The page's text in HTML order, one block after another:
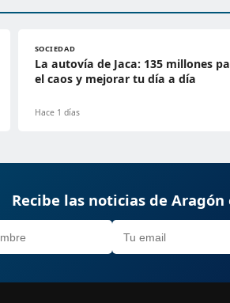
SOCIEDAD
La autovía de Jaca: 135 millones
el caos y mejorar tu día a día
Hace 1 días
Recibe las noticias de